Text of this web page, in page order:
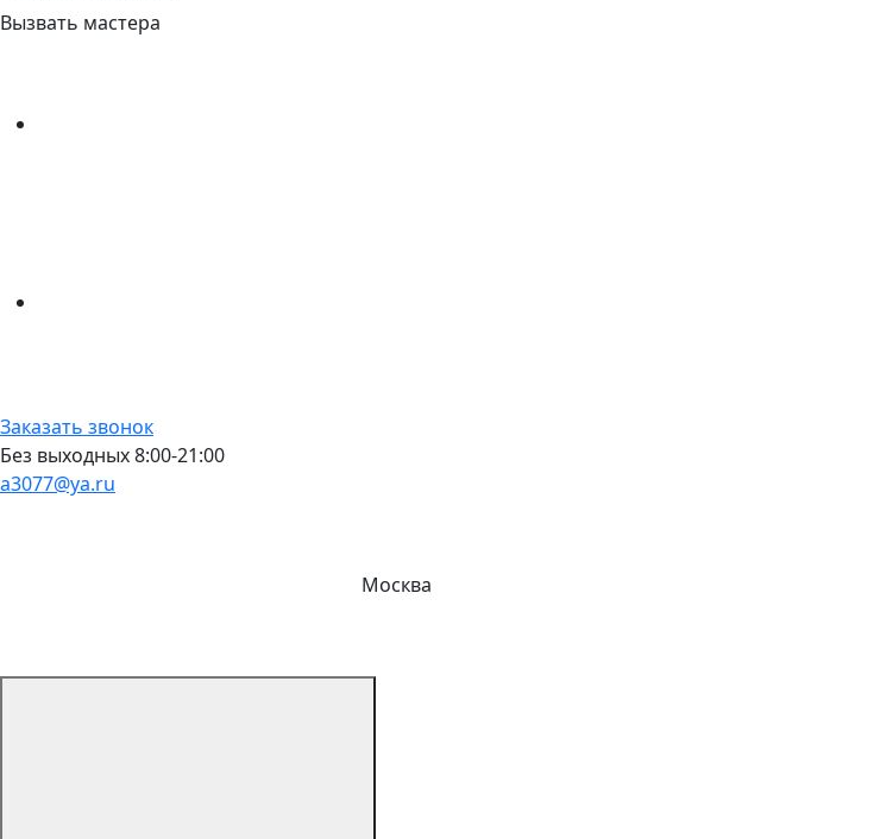
Вызвать мастера
Заказать звонок
Без выходных 8:00-21:00
a3077@ya.ru
Москва